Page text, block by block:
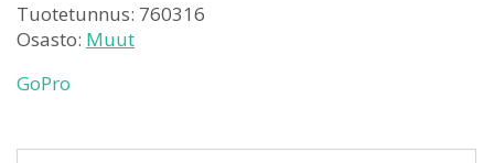
Tuotetunnus: 760316
Osasto: Muut
GoPro